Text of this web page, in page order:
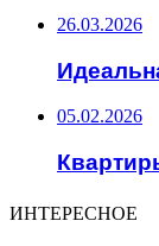
26.03.2026
05.02.2026
ИНТЕРЕСНОЕ